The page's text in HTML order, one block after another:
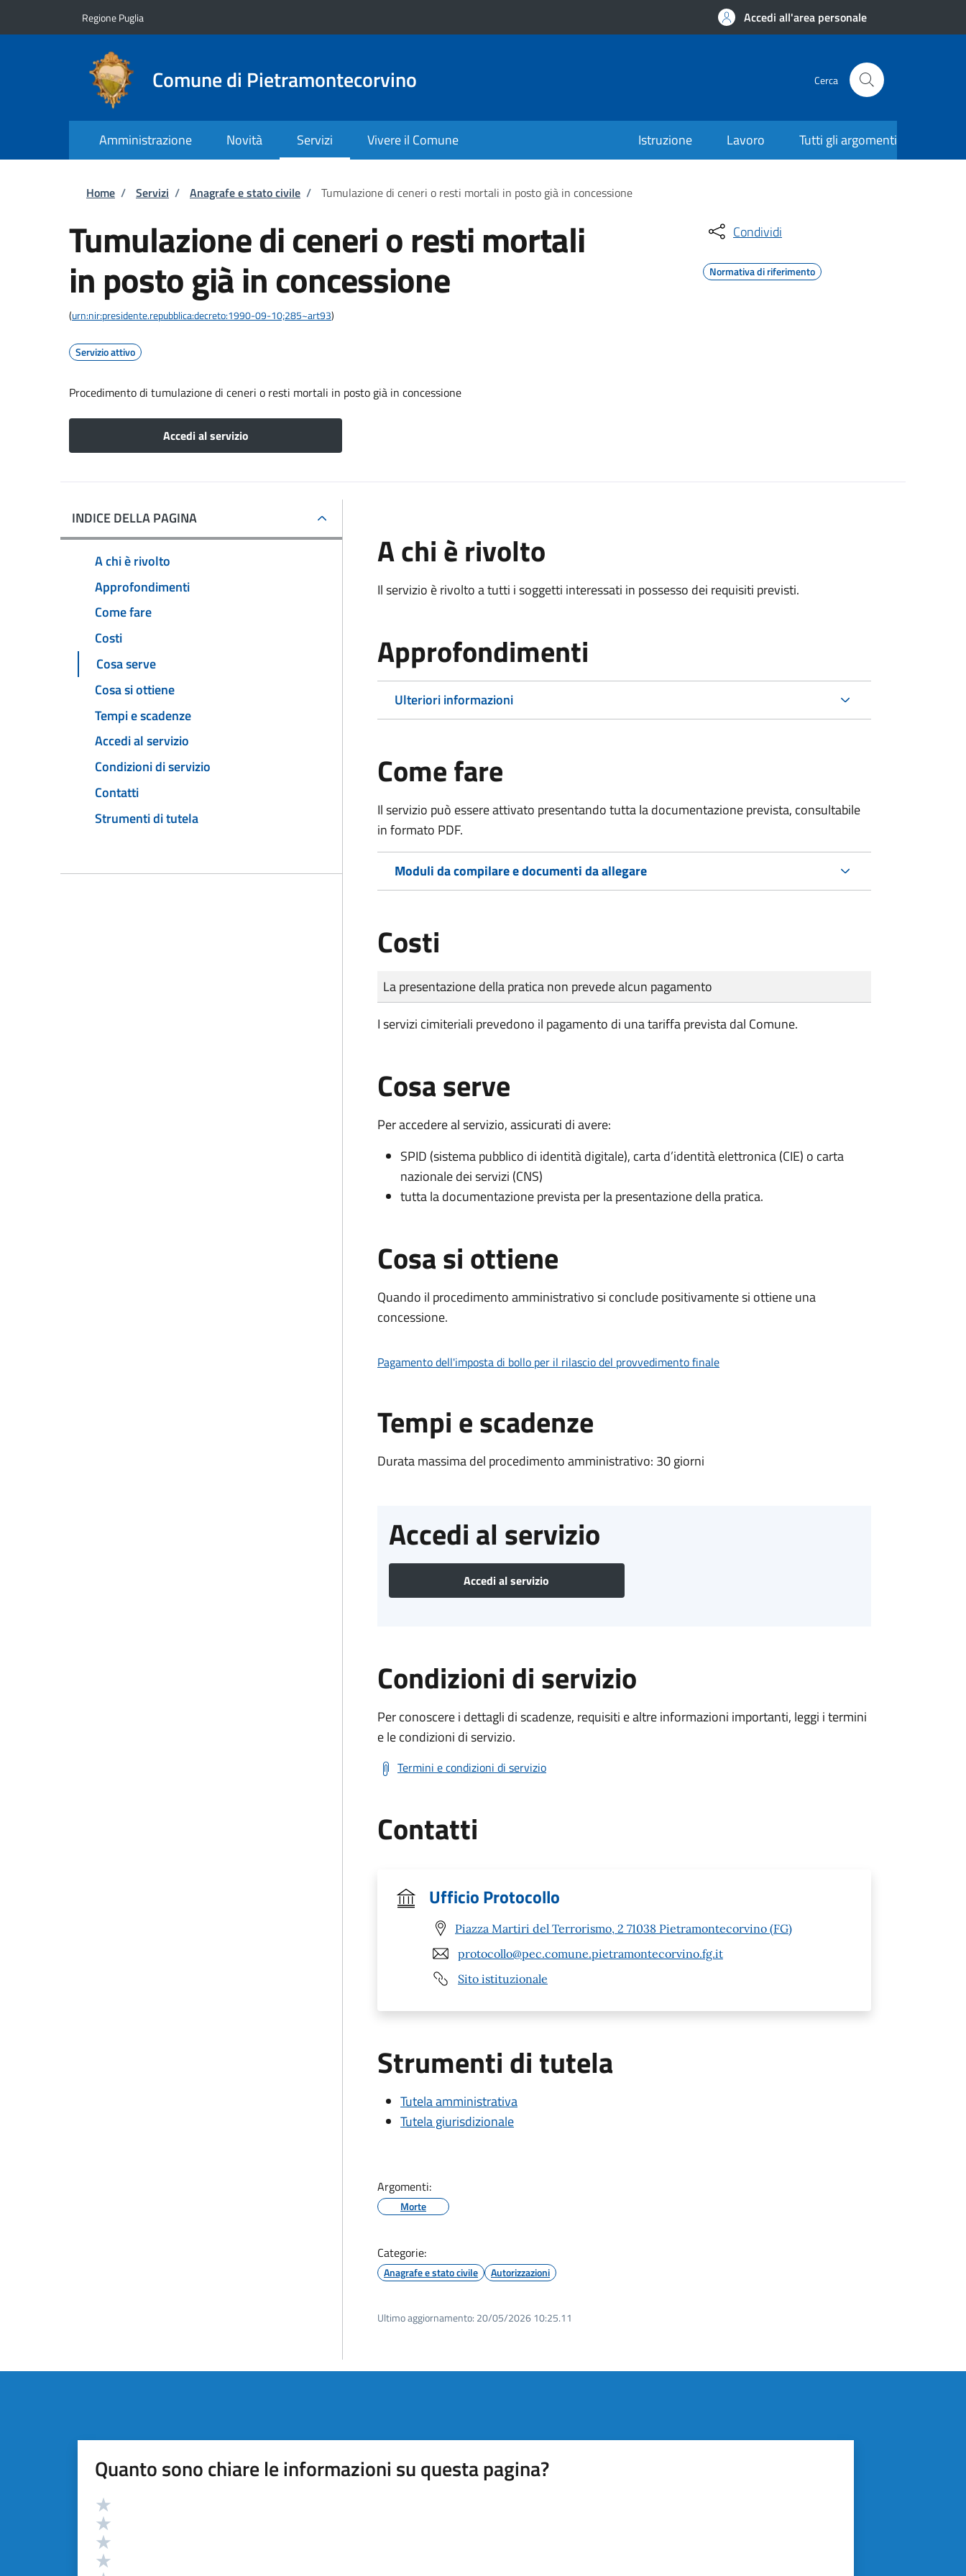
Regione Puglia Accedi all'area personale
Comune di Pietramontecorvino Cerca
Amministrazione Novità Servizi Vivere il Comune Istruzione Lavoro Tutti gli argomenti
Briciole di pane
Home / Servizi / Anagrafe e stato civile / Tumulazione di ceneri o resti mortali in posto già in concessione
Tumulazione di ceneri o resti mortali
in posto già in concessione
(urn:nir:presidente.repubblica:decreto:1990-09-10;285~art93)
Servizio attivo
Procedimento di tumulazione di ceneri o resti mortali in posto già in concessione
Accedi al servizio
Condividi
Normativa di riferimento
INDICE DELLA PAGINA
A chi è rivolto
Approfondimenti
Come fare
Costi
Cosa serve
Cosa si ottiene
Tempi e scadenze
Accedi al servizio
Condizioni di servizio
Contatti
Strumenti di tutela
A chi è rivolto
Il servizio è rivolto a tutti i soggetti interessati in possesso dei requisiti previsti.
Approfondimenti
Ulteriori informazioni
Come fare
Il servizio può essere attivato presentando tutta la documentazione prevista, consultabile
in formato PDF.
Moduli da compilare e documenti da allegare
Costi
Tipo di pagamento
Importo
La presentazione della pratica non prevede alcun pagamento
I servizi cimiteriali prevedono il pagamento di una tariffa prevista dal Comune.
Cosa serve
Per accedere al servizio, assicurati di avere:
SPID (sistema pubblico di identità digitale), carta d’identità elettronica (CIE) o carta
nazionale dei servizi (CNS)
tutta la documentazione prevista per la presentazione della pratica.
Cosa si ottiene
Quando il procedimento amministrativo si conclude positivamente si ottiene una
concessione.
Pagamento dell'imposta di bollo per il rilascio del provvedimento finale
Tempi e scadenze
Durata massima del procedimento amministrativo: 30 giorni
Accedi al servizio
Accedi al servizio
Condizioni di servizio
Per conoscere i dettagli di scadenze, requisiti e altre informazioni importanti, leggi i termini
e le condizioni di servizio.
Termini e condizioni di servizio
Contatti
Ufficio Protocollo
Piazza Martiri del Terrorismo, 2 71038 Pietramontecorvino (FG)
protocollo@pec.comune.pietramontecorvino.fg.it
Sito istituzionale
Strumenti di tutela
Tutela amministrativa
Tutela giurisdizionale
Argomenti:
Morte
Categorie:
Anagrafe e stato civile Autorizzazioni
Ultimo aggiornamento: 20/05/2026 10:25.11
Quanto sono chiare le informazioni su questa pagina?
Valutazione